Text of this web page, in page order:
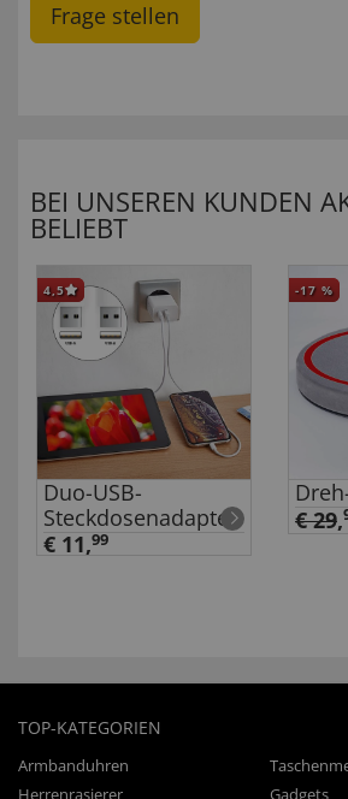
Frage stellen
BEI UNSEREN KUNDEN
BELIEBT
4,5
Duo-USB-
Steckdosenadapter
€ 11,99
-17 %
€ 29,
TOP-KATEGORIEN
Armbanduhren
Herrenrasierer
Gadgets